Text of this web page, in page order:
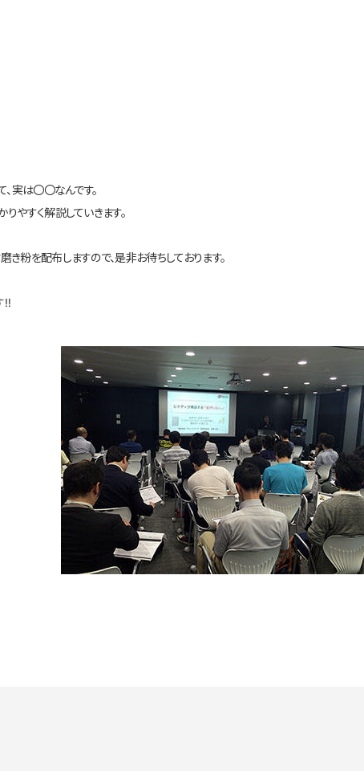
、実は〇〇なんです。
やすく解説していきます。
粉を配布しますので、是非お待ちしております。
‼️